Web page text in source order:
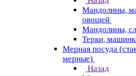
Мандолины,
овощей
Мандолины,
Терки,
Мерная посуда
мерные)
Назад